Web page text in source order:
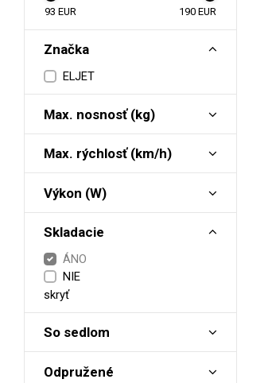
93 EUR 190EUR
Značka
ELJET
Max. nosnosť (kg)
Max. rýchlosť (km/h)
Výkon (W)
Skladacie
ÁNO
NIE
skryť
So sedlom
Odpružené